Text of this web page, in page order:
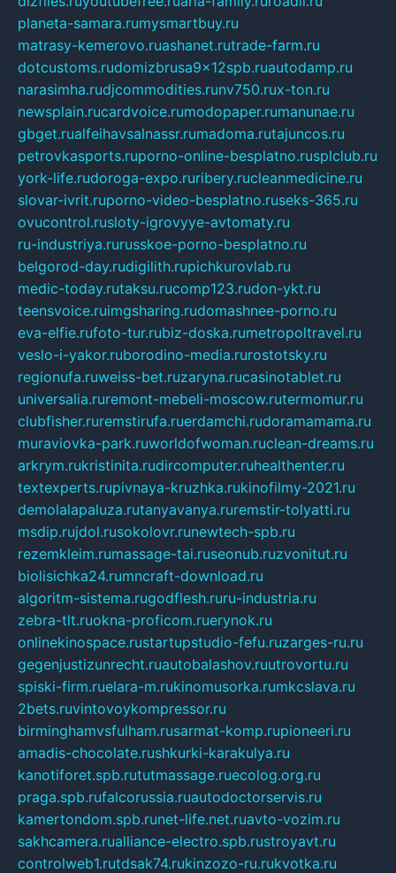
planeta-samara.rumysmartbuy.ru
matrasy-kemerovo.ruashanet.rutrade-farm.ru
dotcustoms.rudomizbrusa9x12spb.ruautodamp.ru
narasimha.rudjcommodities.runv750.rux-ton.ru
newsplain.rucardvoice.rumodopaper.rumanunae.ru
gbget.rualfeihavsalnassr.rumadoma.rutajuncos.ru
petrovkasports.ruporno-online-besplatno.rusplclub.ru
york-life.rudoroga-expo.ruribery.rucleanmedicine.ru
slovar-ivrit.ruporno-video-besplatno.ruseks-365.ru
ovucontrol.rusloty-igrovyye-avtomaty.ru
ru-industriya.rurusskoe-porno-besplatno.ru
belgorod-day.rudigilith.rupichkurovlab.ru
medic-today.rutaksu.rucomp123.rudon-ykt.ru
teensvoice.ruimgsharing.rudomashnee-porno.ru
eva-elfie.rufoto-tur.rubiz-doska.rumetropoltravel.ru
veslo-i-yakor.ruborodino-media.rurostotsky.ru
regionufa.ruweiss-bet.ruzaryna.rucasinotablet.ru
universalia.ruremont-mebeli-moscow.rutermomur.ru
clubfisher.ruremstirufa.ruerdamchi.rudoramamama.ru
muraviovka-park.ruworldofwoman.ruclean-dreams.ru
arkrym.rukristinita.rudircomputer.ruhealthenter.ru
textexperts.rupivnaya-kruzhka.rukinofilmy-2021.ru
demolalapaluza.rutanyavanya.ruremstir-tolyatti.ru
msdip.rujdol.rusokolovr.runewtech-spb.ru
rezemkleim.rumassage-tai.ruseonub.ruzvonitut.ru
biolisichka24.rumncraft-download.ru
algoritm-sistema.rugodflesh.ruru-industria.ru
zebra-tlt.ruokna-proficom.ruerynok.ru
onlinekinospace.rustartupstudio-fefu.ruzarges-ru.ru
gegenjustizunrecht.ruautobalashov.ruutrovortu.ru
spiski-firm.ruelara-m.rukinomusorka.rumkcslava.ru
2bets.ruvintovoykompressor.ru
birminghamvsfulham.rusarmat-komp.rupioneeri.ru
amadis-chocolate.rushkurki-karakulya.ru
kanotiforet.spb.rututmassage.ruecolog.org.ru
praga.spb.rufalcorussia.ruautodoctorservis.ru
kamertondom.spb.runet-life.net.ruavto-vozim.ru
sakhcamera.rualliance-electro.spb.rustroyavt.ru
controlweb1.rutdsak74.rukinzozo-ru.rukvotka.ru